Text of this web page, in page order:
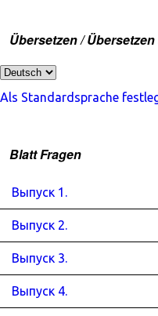
Übersetzen /
Als Standardsprache
Blatt Fragen
Выпуск 1.
Выпуск 2.
Выпуск 3.
Выпуск 4.